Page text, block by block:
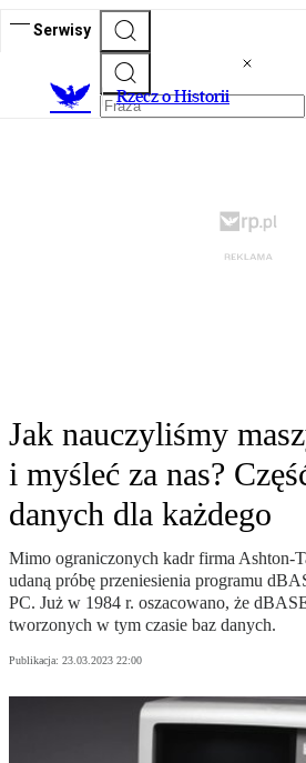
Serwisy
Rzecz o Historii
Jak nauczyliśmy
i myśleć za nas?
danych dla każdego
Mimo ograniczonych kadr firma Ashton-
udaną próbę przeniesienia programu
PC. Już w 1984 r. oszacowano, że
tworzonych w tym czasie baz danych.
Publikacja: 23.03.2023 22:00